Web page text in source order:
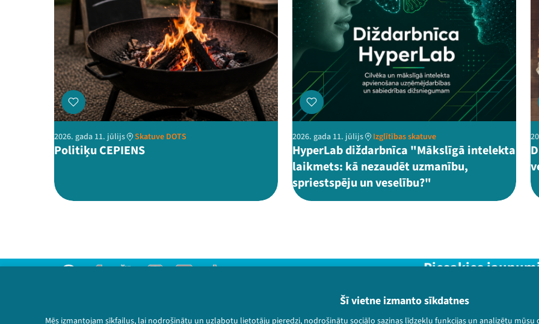
Šī vietne izmanto sīkdatnes
Mēs izmantojam sīkfailus, lai nodrošinātu un uzlabotu lietotāju pieredzi, nodrošinātu sociālo saziņas līdzekļu funkcijas un analizētu
2026. gada 11. jūlijs Skatuve DOTS
Politiķu CEPIENS
2026. gada 11. jūlijs Izglītības skatuve
HyperLab diždarbnīca "Mākslīgā intelekta
laikmets: kā nezaudēt uzmanību,
spriestspēju un veselību?"
Privātuma politika
Piesakies
Nepalaid garām aktuālāko